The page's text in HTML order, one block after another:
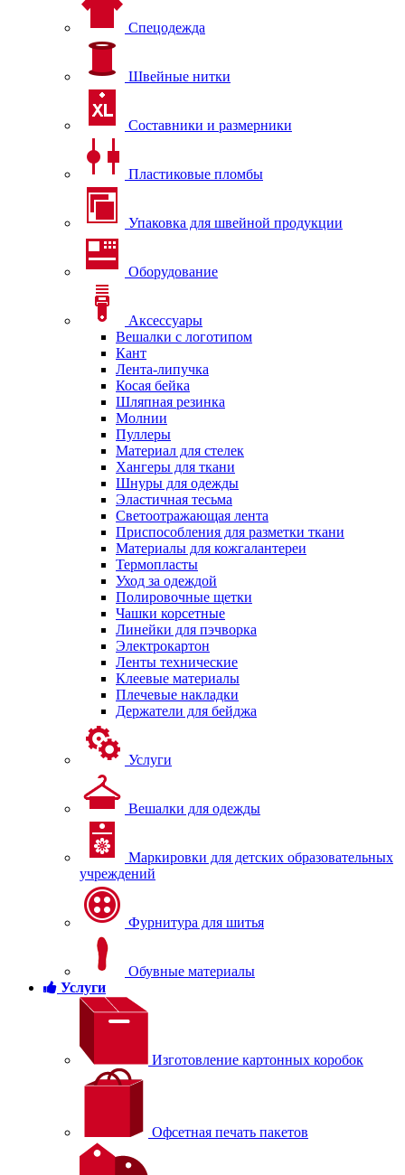
Спецодежда
Швейные нитки
Составники и размерники
Пластиковые пломбы
Упаковка для швейной продукции
Оборудование
Аксессуары
Вешалки с логотипом
Кант
Лента-липучка
Косая бейка
Шляпная резинка
Молнии
Пуллеры
Материал для стелек
Хангеры для ткани
Шнуры для одежды
Эластичная тесьма
Светоотражающая лента
Приспособления для разметки ткани
Материалы для кожгалантереи
Термопласты
Уход за одеждой
Полировочные щетки
Чашки корсетные
Линейки для пэчворка
Электрокартон
Ленты технические
Клеевые материалы
Плечевые накладки
Держатели для бейджа
Услуги
Вешалки для одежды
Маркировки для детских образовательных
учреждений
Фурнитура для шитья
Обувные материалы
Услуги
Изготовление картонных коробок
Офсетная печать пакетов